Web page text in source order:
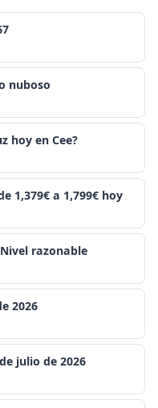
nuboso
hoy en Cee?
1,379€ a 1,799€ hoy
razonable
2026
julio de 2026